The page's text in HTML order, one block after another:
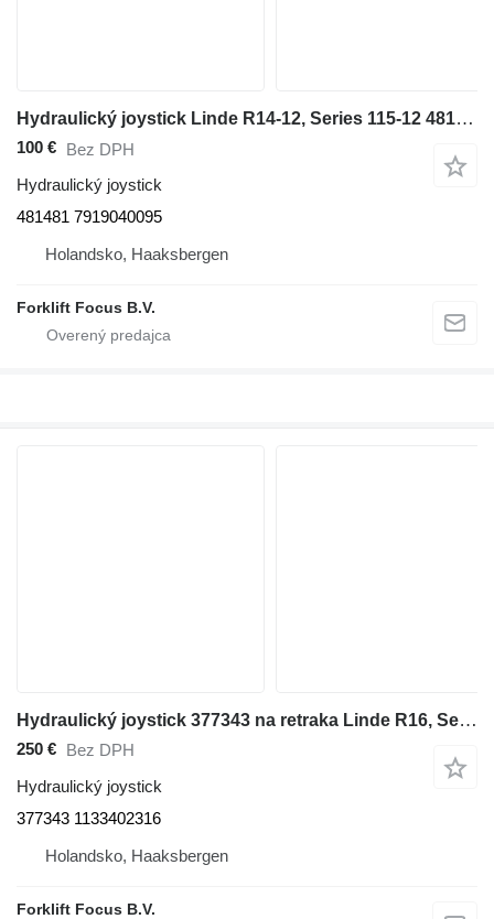
Hydraulický joystick Linde R14-12, Series 115-12 481481 na manipulačnej techniky Linde R14-12, Series 115-12
100 € Bez DPH
Hydraulický joystick
481481 7919040095
Holandsko, Haaksbergen
Forklift Focus B.V.
Hydraulický joystick 377343 na retraka Linde R16, Series 113
250 €
Bez DPH
Hydraulický joystick
377343 1133402316
Holandsko, Haaksbergen
Forklift Focus B.V.